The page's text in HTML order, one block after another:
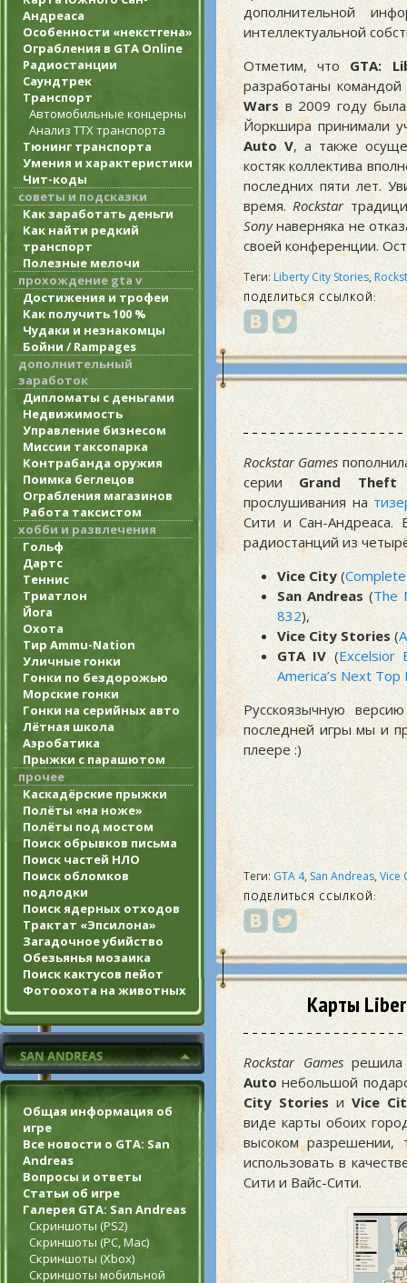
Андреаса
Особенности «некстгена»
Ограбления в GTA Online
Радиостанции
Саундтрек
Транспорт
Автомобильные концерны
Анализ ТТХ транспорта
Тюнинг транспорта
Умения и характеристики
Чит-коды
советы и подсказки
Как заработать деньги
Как найти редкий
транспорт
Полезные мелочи
прохождение gta v
Достижения и трофеи
Как получить 100 %
Чудаки и незнакомцы
Бойни / Rampages
дополнительный
заработок
Дипломаты с деньгами
Недвижимость
Управление бизнесом
Миссии таксопарка
Контрабанда оружия
Поимка беглецов
Ограбления магазинов
Работа таксистом
хобби и развлечения
Гольф
Дартс
Теннис
Триатлон
Йога
Охота
Тир Ammu-Nation
Уличные гонки
Гонки по бездорожью
Морские гонки
Гонки на серийных авто
Лётная школа
Аэробатика
Прыжки с парашютом
прочее
Каскадёрские прыжки
Полёты «на ноже»
Полёты под мостом
Поиск обрывков письма
Поиск частей НЛО
Поиск обломков
подлодки
Поиск ядерных отходов
Трактат «Эпсилона»
Загадочное убийство
Обезьянья мозаика
Поиск кактусов пейот
Фотоохота на животных
Общая информация об
игре
Все новости о GTA: San
Andreas
Вопросы и ответы
Статьи об игре
Галерея GTA: San Andreas
Скриншоты (PS2)
Скриншоты (PC, Mac)
Скриншоты (Xbox)
Скриншоты мобильной
дополнительной
интеллектуальной
Отметим, чтоGTA:
разработаны командой
Warsв 2009 году была
Йоркшира принимали
Auto V, а также
костяк коллектива
последних пяти лет.
время.Rockstar
Sonyнаверняка не
своей конференции.
Теги:Liberty City Stories,
ПОДЕЛИТЬСЯ ССЫЛКОЙ:
Rockstar Games
серии Grand Theft
прослушивания на
Сити и Сан-
радиостанций из
Vice City (
San Andreas (The
832),
Vice City Stories (
GTA IV(Excelsior
America’s Next
Русскоязычную
последней игры мы и
плеере :)
Теги: GTA 4,San Andreas,Vice
ПОДЕЛИТЬСЯ ССЫЛКОЙ:
Карты
Rockstar Gamesрешила
Autoнебольшой
City StoriesиVice
виде карты обоих
высоком разрешении,
использовать в
Сити и Вайс-Сити.